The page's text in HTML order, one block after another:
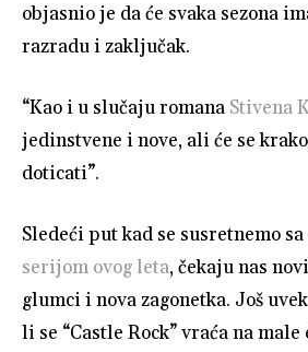
objasnio je da će svaka sezona
razradu i zaključak.
“Kao i u slučaju romana Stivena
jedinstvene i nove, ali će se
doticati”.
Sledeći put kad se susretnemo sa
serijom ovog leta, čekaju nas
glumci i nova zagonetka. Još
li se “Castle Rock” vraća na male